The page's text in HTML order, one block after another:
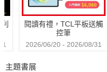
閱讀有禮，TCL平板送觸
控筆
2026/06/20 - 2026/08/31
主題書展